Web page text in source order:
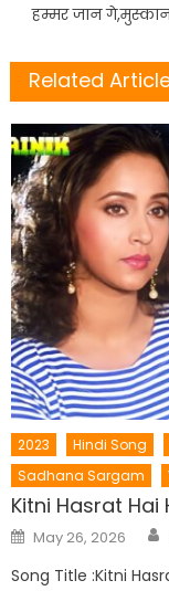
हम्मर जान गे,मुस्कान
Related
2023 Hindi Song
Sadhana Sargam
Kitni Hasrat Hai
Posted
on
May 26, 2026
Song Title :Kitni